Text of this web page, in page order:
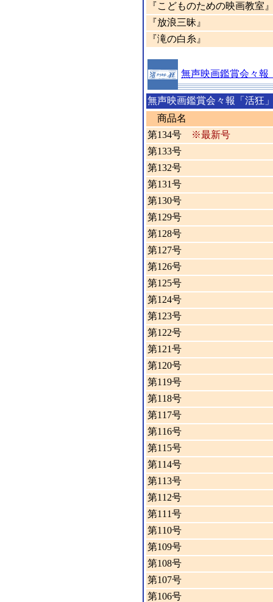
『こどものための映画教室
『放浪三昧』
『滝の白糸』
無声映画鑑賞会々報
無声映画鑑賞会々報「活狂
商品名
第134号
※最新号
第133号
第132号
第131号
第130号
第129号
第128号
第127号
第126号
第125号
第124号
第123号
第122号
第121号
第120号
第119号
第118号
第117号
第116号
第115号
第114号
第113号
第112号
第111号
第110号
第109号
第108号
第107号
第106号